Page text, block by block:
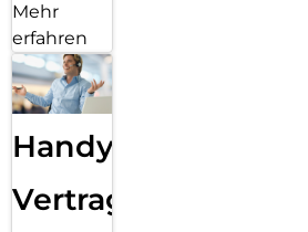
Mehr
erfahren
Handy
Vertragsabwicklung